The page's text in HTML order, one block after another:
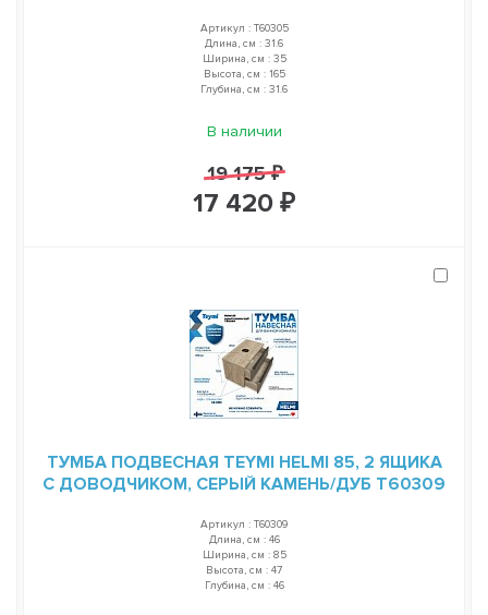
Артикул : T60305
Длина, см : 31.6
Ширина, см : 35
Высота, см : 165
Глубина, см : 31.6
В наличии
19 175 ₽
17 420 ₽
ТУМБА ПОДВЕСНАЯ TEYMI HELMI 85, 2 ЯЩИКА
С ДОВОДЧИКОМ, СЕРЫЙ КАМЕНЬ/ДУБ T60309
Артикул : T60309
Длина, см : 46
Ширина, см : 85
Высота, см : 47
Глубина, см : 46